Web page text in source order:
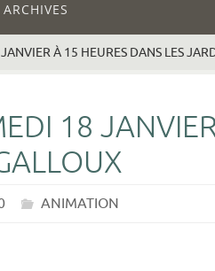
ARCHIVES
À 15 HEURES DANS LES
18
ANIMATION